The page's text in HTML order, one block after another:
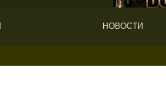
НОВОСТИ